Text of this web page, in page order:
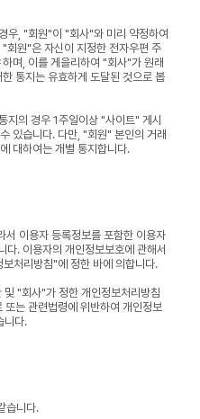
우, "회원"이 "회사"와 미리 약정하여
회원"은 자신이 지정한 전자우편 주
며, 이를 게을리하여 "회사"가 원래
통지는 유효하게 도달된 것으로 봅
의 경우 1주일이상 "사이트" 게시
있습니다. 다만, "회원" 본인의 거래
대하여는 개별 통지합니다.
서 이용자 등록정보를 포함한 이용자
다. 이용자의 개인정보보호에 관해서
처리방침"에 정한 바에 의합니다.
"회사"가 정한 개인정보처리방침
또는 관련법령에 위반하여 개인정보
니다.
습니다.